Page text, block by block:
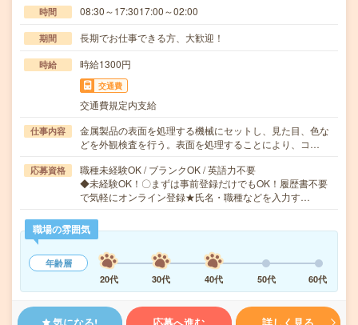
時間 08:30～17:3017:00～02:00
期間 長期でお仕事できる方、大歓迎！
時給 時給1300円
交通費
交通費規定内支給
仕事内容
金属製品の表面を処理する機械にセットし、見た目、色な
どを外観検査を行う。表面を処理することにより、コ…
応募資格
職種未経験OK / ブランクOK / 英語力不要
◆未経験OK！〇まずは事前登録だけでもOK！履歴書不要
で気軽にオンライン登録★氏名・職種などを入力す…
職場の雰囲気
年齢層
20代
30代 40代 50代 60代